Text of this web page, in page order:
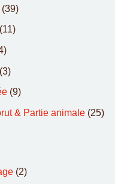
(39)
(11)
(3)
(9)
& Partie animale (25)
(2)